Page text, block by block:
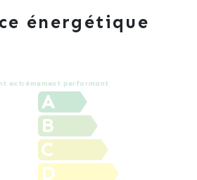
énergétique
extrêmement performant
A
B
C
D